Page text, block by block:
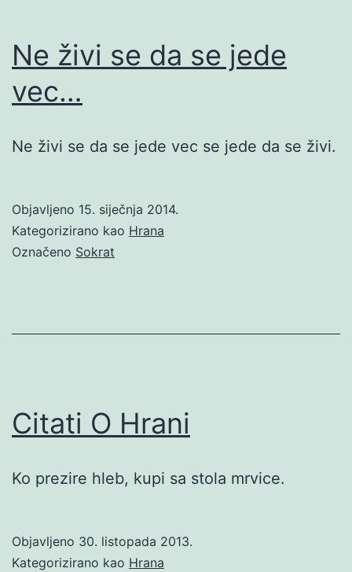
Ne živi se da se jede
vec…
Ne živi se da se jede vec se jede da se živi.
Objavljeno 15. siječnja 2014.
Kategorizirano kao Hrana
Označeno Sokrat
Citati O Hrani
Ko prezire hleb, kupi sa stola mrvice.
Objavljeno 30. listopada 2013.
Kategorizirano kao Hrana